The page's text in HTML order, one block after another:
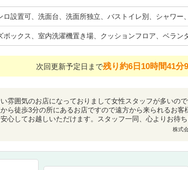
ロ設置可、洗面台、洗面所独立、バストイレ別、シャワー
ボックス、室内洗濯機置き場、クッションフロア、ベラン
次回更新予定日まで残り約6日10時間41分
雰囲気のお店になっておりまして女性スタッフが多いの
ら徒歩3分の所にあるお店ですので遠方から来られるお
心してお越しいただけます。スタッフ一同、心よりお待ち
株式